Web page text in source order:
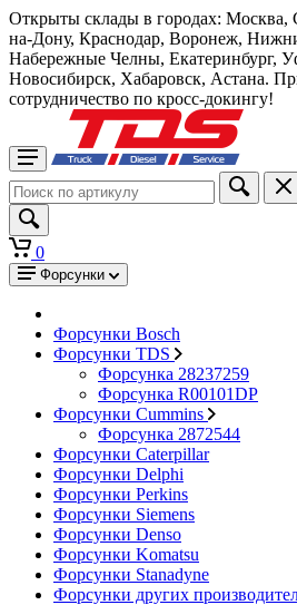
Открыты склады в городах: Москва,
на-Дону, Краснодар, Воронеж,
Набережные Челны, Екатеринбург,
Новосибирск, Хабаровск, Астана.
сотрудничество по кросс-докингу!
0
Форсунки
Форсунки Bosch
Форсунки TDS
Форсунка 28237259
Форсунка R00101DP
Форсунки Cummins
Форсунка 2872544
Форсунки Caterpillar
Форсунки Delphi
Форсунки Perkins
Форсунки Siemens
Форсунки Denso
Форсунки Komatsu
Форсунки Stanadyne
Форсунки других